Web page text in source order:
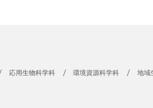
応用生物科学科 環境資源科学科 地域